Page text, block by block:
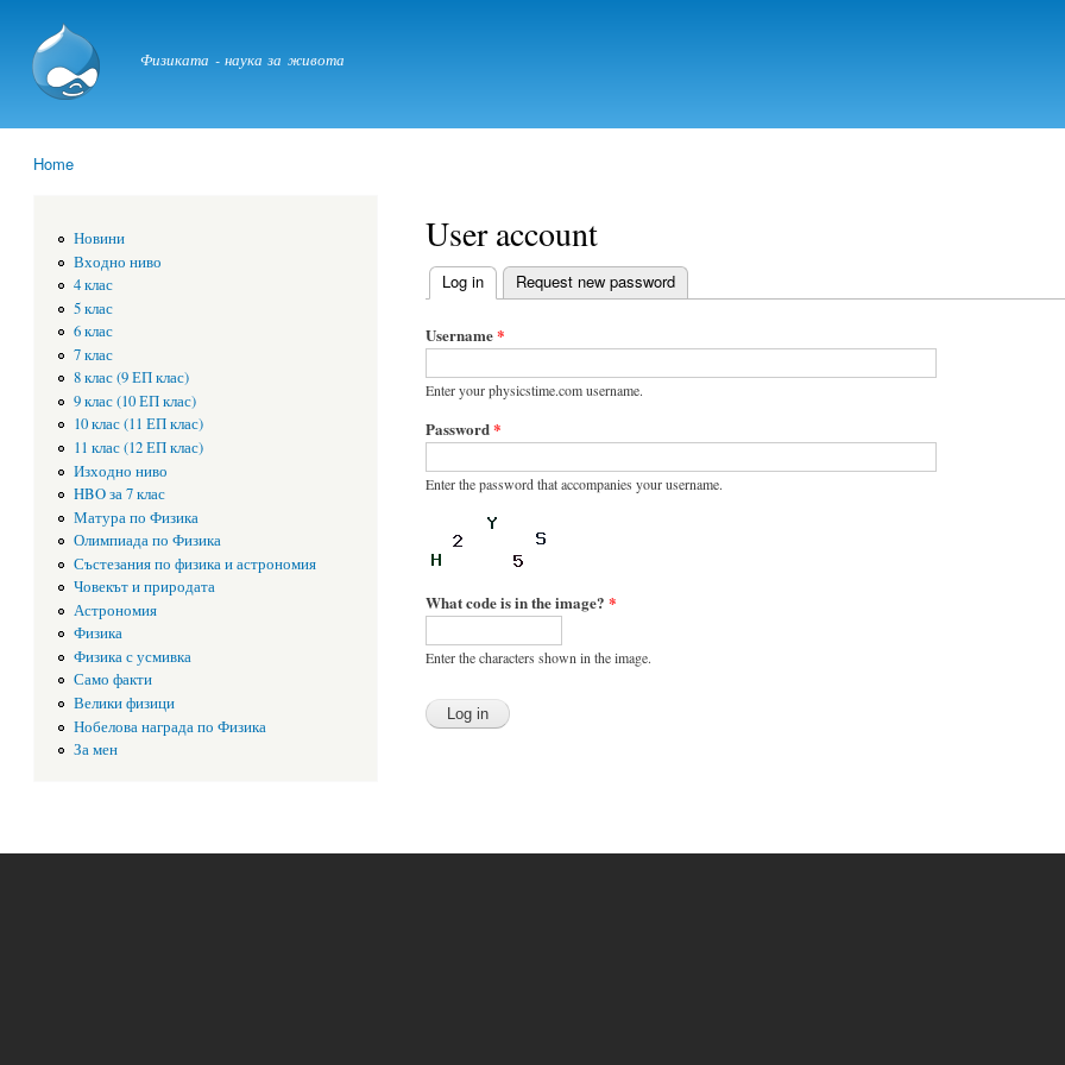
physicstime.com
Физиката - наука за живота
Home
Новини
Входно ниво
4 клас
5 клас
6 клас
7 клас
8 клас (9 ЕП клас)
9 клас (10 ЕП клас)
10 клас (11 ЕП клас)
11 клас (12 ЕП клас)
Изходно ниво
HBO за 7 клас
Матура по Физика
Олимпиада по Физика
Състезания по физика и астрономия
Човекът и природата
Астрономия
Физика
Физика с усмивка
Само факти
Велики физици
Нобелова награда по Физика
За мен
User account
Primary tabs
Log in(active tab)
Request new password
Username*
Enter your physicstime.com username.
Password*
Enter the password that accompanies your username.
What code is in the image? *
Enter the characters shown in the image.